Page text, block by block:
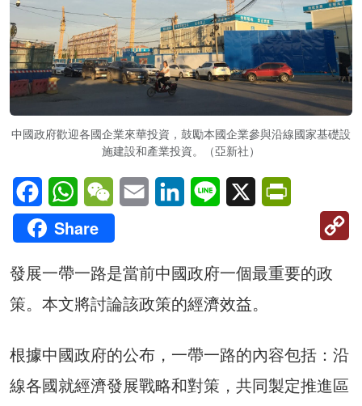
中國政府歡迎各國企業來華投資，鼓勵本國企業參與沿線國家基礎設
施建設和產業投資。（亞新社）
FacebookWhatsAppWeChatEmail LinkedInLine X
Share
發展一帶一路是當前中國政府一個最重要的政
策。本文將討論該​​政策的經濟效益。
根據中國政府的公布，一帶一路的內容包括：沿
線各國就經濟發展戰略和對策，共同製定推進區